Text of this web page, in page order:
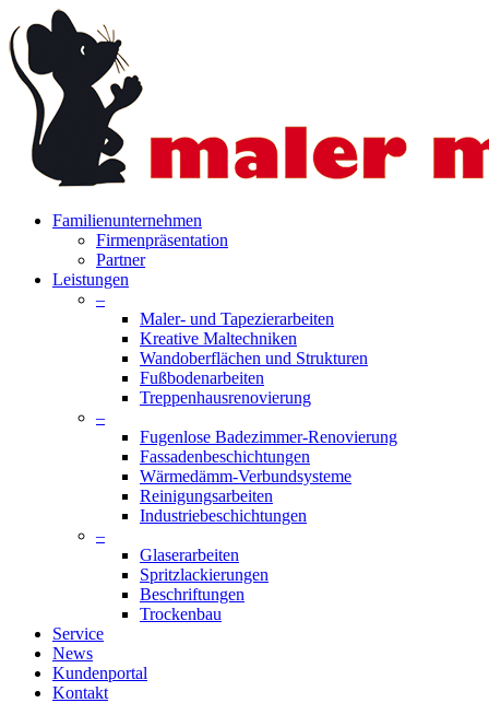
to
main
content
search
Menu
Familienunternehmen
Firmenpräsentation
Partner
Leistungen
–
Maler- und Tapezierarbeiten
Kreative Maltechniken
Wandoberflächen und Strukturen
Fußbodenarbeiten
Treppenhausrenovierung
–
Fugenlose Badezimmer-Renovierung
Fassadenbeschichtungen
Wärmedämm-Verbundsysteme
Reinigungsarbeiten
Industriebeschichtungen
–
Glaserarbeiten
Spritzlackierungen
Beschriftungen
Trockenbau
Service
News
Kundenportal
Kontakt